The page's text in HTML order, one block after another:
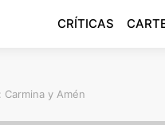
CRÍTICAS
Carmina y Amén